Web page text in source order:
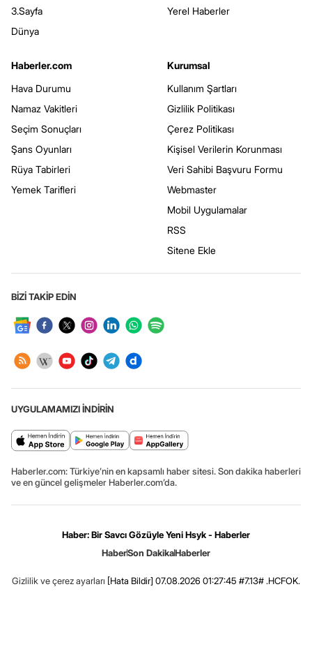
3.Sayfa
Dünya
Yerel Haberler
Haberler.com
Hava Durumu
Namaz Vakitleri
Seçim Sonuçları
Şans Oyunları
Rüya Tabirleri
Yemek Tarifleri
Kurumsal
Kullanım Şartları
Gizlilik Politikası
Çerez Politikası
Kişisel Verilerin Korunması
Veri Sahibi Başvuru Formu
Webmaster
Mobil Uygulamalar
RSS
Sitene Ekle
BİZİ TAKİP EDİN
UYGULAMAMIZI İNDİRİN
Haberler.com: Türkiye’nin en kapsamlı haber sitesi. Son dakika haberleri
ve en güncel gelişmeler Haberler.com’da.
Haber: Bir Savcı Gözüyle Yeni Hsyk - Haberler
HaberSon DakikaHaberler
Gizlilik ve çerez ayarları [Hata Bildir] 07.08.2026 01:27:45 #7.13# .HCFOK.